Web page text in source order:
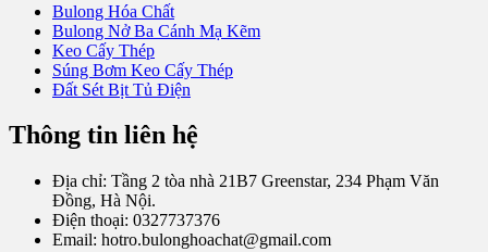
Bulong Hóa Chất
Bulong Nở Ba Cánh Mạ Kẽm
Keo Cấy Thép
Súng Bơm Keo Cấy Thép
Đất Sét Bịt Tủ Điện
Thông tin liên hệ
Địa chỉ: Tầng 2 tòa nhà 21B7 Greenstar, 234 Phạm Văn
Đồng, Hà Nội.
Điện thoại: 0327737376
Email: hotro.bulonghoachat@gmail.com